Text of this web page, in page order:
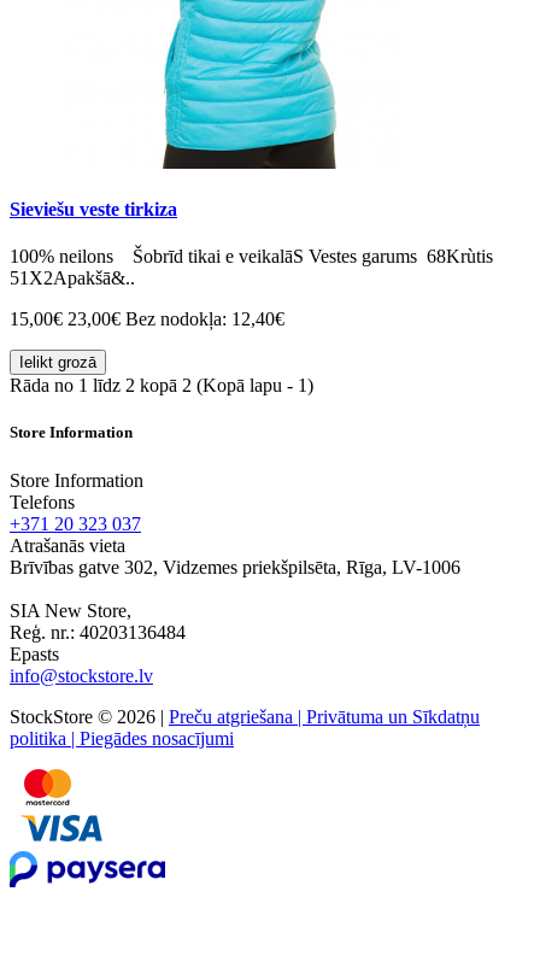
Sieviešu veste tirkiza
100% neilons Šobrīd tikai e veikalāS Vestes garums 68Krùtis
51X2Apakšā&..
15,00€ 23,00€ Bez nodokļa: 12,40€
Ielikt grozā
Rāda no 1 līdz 2 kopā 2 (Kopā lapu - 1)
Store Information
Store Information
Telefons
+371 20 323 037
Atrašanās vieta
Brīvības gatve 302, Vidzemes priekšpilsēta, Rīga, LV-1006
SIA New Store,
Reģ. nr.: 40203136484
Epasts
info@stockstore.lv
StockStore © 2026 | Preču atgriešana | Privātuma un Sīkdatņu
politika | Piegādes nosacījumi